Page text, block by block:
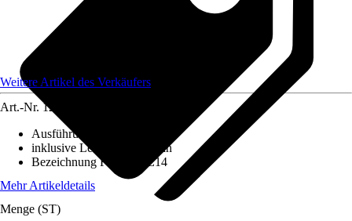
Weitere Artikel des Verkäufers
Art.-Nr. 12171899
Ausführung
inklusive Leuchtmittel
Nein
Bezeichnung Fassung
E14
Mehr Artikeldetails
Menge (ST)